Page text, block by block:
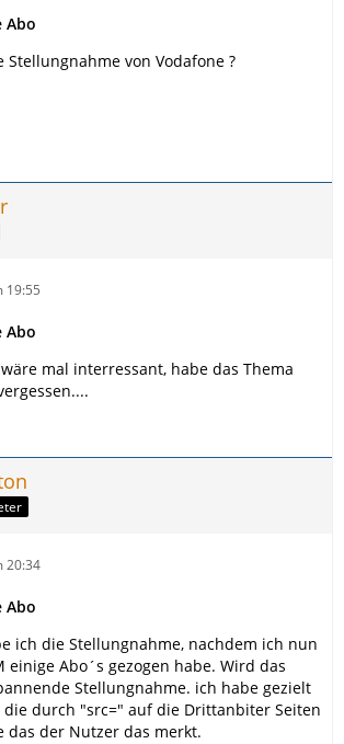
Abo
Stellungnahme von Vodafone ?
19:55
Abo
mal interressant, habe das Thema
20:34
Abo
ich die Stellungnahme, nachdem ich nun
einige Abo´s gezogen habe. Wird das
Stellungnahme. ich habe gezielt
die durch "src=" auf die Drittanbiter Seiten
das der Nutzer das merkt.